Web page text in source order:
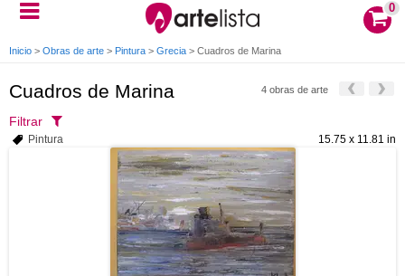
0
Inicio > Obras de arte > Pintura > Grecia > Cuadros de Marina
Cuadros de Marina 4 obras de arte
Filtrar
15.75 x 11.81 in
Pintura